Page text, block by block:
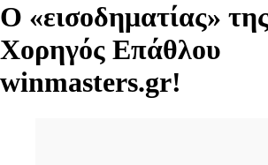
O «εισοδηματίας»
Χορηγός Επάθλου
winmasters.gr!